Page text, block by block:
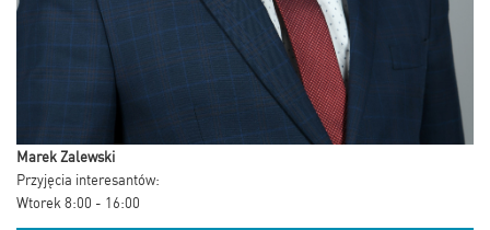
Marek Zalewski
Przyjęcia interesantów:
Wtorek 8:00 - 16:00